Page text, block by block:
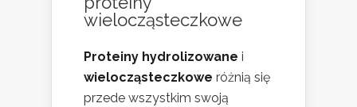
wielocząsteczkowe
Proteiny hydrolizowane i
wielocząsteczkowe różnią się
przede wszystkim swoją